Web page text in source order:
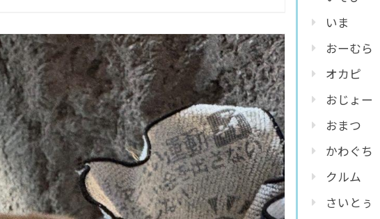
いま
おーむら
オカピ
おじょー
おまつ
かわぐち
クルム
さいとぅ